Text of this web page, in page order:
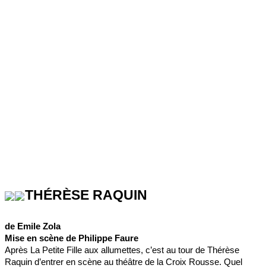
THÉRÈSE RAQUIN
de Emile Zola
Mise en scène de Philippe Faure
Après La Petite Fille aux allumettes, c’est au tour de Thérèse
Raquin d’entrer en scène au théâtre de la Croix Rousse. Quel